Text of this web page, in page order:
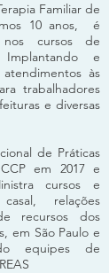
Familiar de
10 anos, é
nos cursos de
e
às
trabalhadores
e diversas
de Práticas
em 2017 e
cursos e
relações
recursos dos
em São Paulo e
equipes de